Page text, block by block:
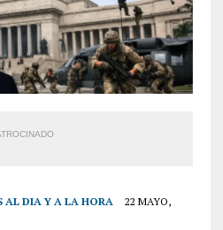
AL DIA Y A LA HORA
22 MAYO,